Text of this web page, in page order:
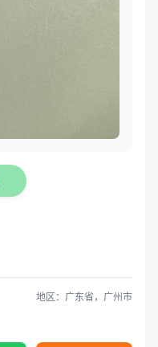
地区：广东省，广州市